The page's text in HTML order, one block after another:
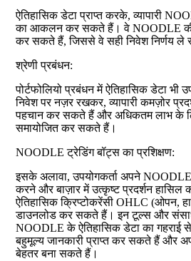
ऐतिहासिक डेटा प्राप्त करके, व्यापारी
का आकलन कर सकते हैं। वे NOODLE
कर सकते हैं, जिससे वे सही निवेश निर्णय ले
श्रेणी प्रबंधन:
पोर्टफोलियो प्रबंधन में ऐतिहासिक डेटा भी
निवेश पर नज़र रखकर, व्यापारी कमज़ोर
पहचान कर सकते हैं और अधिकतम लाभ के
समायोजित कर सकते हैं।
NOODLE ट्रेडिंग बॉट्स का प्रशिक्षण:
इसके अलावा, उपयोगकर्ता अपने NOODLE
करने और बाज़ार में उत्कृष्ट प्रदर्शन
ऐतिहासिक क्रिप्टोकरेंसी OHLC (ओपन,
डाउनलोड कर सकते हैं। इन टूल्स और
NOODLE के ऐतिहासिक डेटा का
बहुमूल्य जानकारी प्राप्त कर सकते हैं और
बेहतर बना सकते हैं।